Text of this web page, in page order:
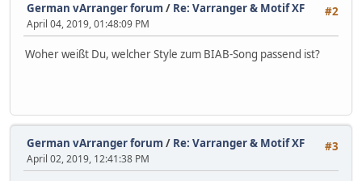
#2
German vArranger forum / Re: Varranger & Motif XF
April 04, 2019, 01:48:09 PM
Woher weißt Du, welcher Style zum BIAB-Song passend ist?
#3
German vArranger forum / Re: Varranger & Motif XF
April 02, 2019, 12:41:38 PM